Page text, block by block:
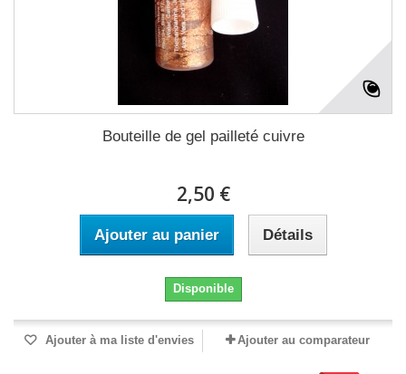
Bouteille de gel pailleté cuivre
2,50 €
Ajouter au panier Détails
Disponible
Ajouter à ma liste d'envies Ajouter au comparateur